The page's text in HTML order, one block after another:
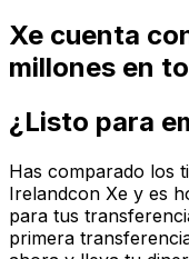
Xe cuenta
millones en
¿Listo para
Has comparado los
Irelandcon Xe y es
para tus
primera